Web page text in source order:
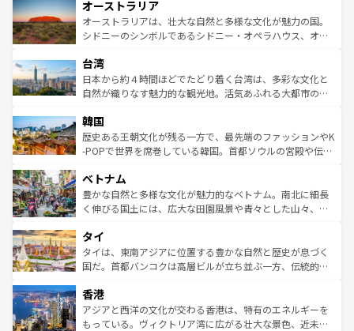
部のニューオーリンズでは、音楽と美食が融合した独特の
文化が魅力。旅行者はアメリカの各地域で異なる魅力を楽
しみながら、その多様性と豊かな歴史を感じることができ
ならではの贅沢な旅のスタイルだ。 なお、新着のアメリカ
情報はコンテンツ一覧を参照してほしい。
ワイ島は見逃せない。また、定番の観光地といえばオアフ
島だが、静かな自然を求めるならマウイ島やカウアイ島が
おすすめ。エメラルドグリーンに輝く海をはじめ、豊かな
れるおもてなしの心で訪れる人々を迎えてくれるハワイの
人々、おいしいローカルフードやハワイアンミュージッ
ク、伝統的なフラダンスなど、すべてがハワイの魅力を彩
ワイを、存分に味わってほしい。 なお、新着のハワイ情報
はコンテンツ一覧を参照してほしい。
オーストラリア
オーストラリアは、壮大な自然と多様な文化が魅力の国。
シドニーのシンボルであるシドニー・オペラハウス、オー
リアリーフや大陸中央部にそびえるウルル（エアーズロッ
ク）、タスマニアの美しい原生林やケアンズの熱帯雨林な
ど、見どころがたくさん。また、カフェやワイン、オージ
いる。アクティビティも充実しており、サーフィンやダイ
ビング、ハイキングなど、アウトドア好きにはたまらな
い。オーストラリアの多彩な魅力を存分に味わいつくそ
参照してほしい。
台湾
日本から約４時間ほどでたどり着く台湾は、多彩な文化と
自然が織りなす魅力的な観光地。活気あふれる大都市の台
ン）、静ひつな山岳地帯である台湾東部など、都市の喧騒
と山間の静けさが共存しており、訪れる人に新しい発見と
驚きをもたらしてくれる。また、奥深い台湾の食文化も魅
容にもいいと評判のスイーツなど、バラエティ豊かな料理
が味わえる。 なお、新着の台湾情報は コンテンツ一覧を参
照してほしい。
韓国
歴史ある王朝文化が残る一方で、最先端のファッションやK
-POPで世界を席巻している韓国。首都ソウルの宮殿や伝統
き、地方に足を延ばせば四季折々の自然美を楽しむことが
できる。そして、キムチや焼肉、絶品のストリートフード
まで、さまざまな韓国料理が待っている。夜には、韓国な
リティに包まれながら、韓国の多彩な魅力を心ゆくまで味
わってみてほしい。 なお、新着の韓国情報はコンテンツ一
覧を参照してほしい。
ベトナム
豊かな自然と多様な文化が魅力的なベトナム。南北に細長
く伸びる国土には、広大な田園風景や青々とした山々、世
急速な発展と共に伝統が息づく。ハノイの古い町並みやホ
ーチミン市のフランス統治時代の建物も、独特の雰囲気を
醸し出している。また、バラエティの豊かさとおいしさで
とつ。フォーやバインミー、ベトナムコーヒーなどは、ぜ
ひ現地で味わいたい。どの地域を訪れてもあたたかい人々
が旅行者を迎えてくれるので、きっと忘れられない旅にな
タイ
タイは、東南アジアに位置する豊かな自然と歴史が息づく
国だ。首都バンコクは高層ビルが立ち並ぶ一方、伝統的な
の活気が交差している。北部ではチェンマイなどの山岳地
帯で自然と触れ合い、南部ではプーケットやクラビの美し
いビーチでリゾート気分を楽しむことができる。タイ料理
香港
アジアと西洋の文化が交わる香港は、特有のエネルギーを
もっている。ヴィクトリア湾に広がる壮大な景色、近未来